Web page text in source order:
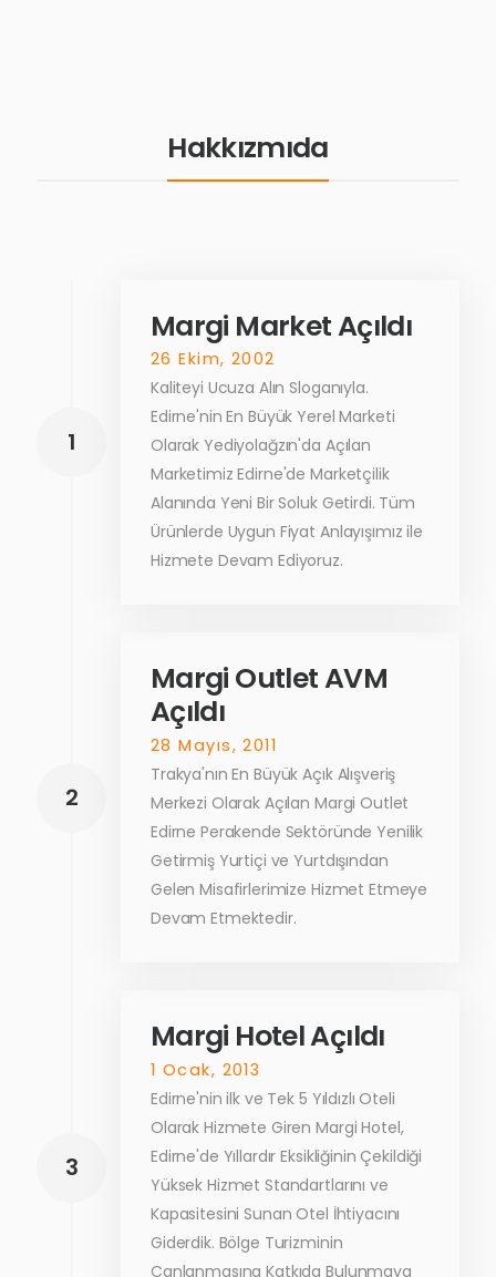
Hakkızmıda
Margi Market Açıldı
26 Ekim, 2002
Kaliteyi Ucuza Alın Sloganıyla.
Edirne'nin En Büyük Yerel Marketi
Olarak Yediyolağzın'da Açılan
Marketimiz Edirne'de Marketçilik
Alanında Yeni Bir Soluk Getirdi. Tüm
Ürünlerde Uygun Fiyat Anlayışımız ile
Hizmete Devam Ediyoruz.
1
Margi Outlet AVM
Açıldı
28 Mayıs, 2011
Trakya'nın En Büyük Açık Alışveriş
Merkezi Olarak Açılan Margi Outlet
Edirne Perakende Sektöründe Yenilik
Getirmiş Yurtiçi ve Yurtdışından
Gelen Misafirlerimize Hizmet Etmeye
Devam Etmektedir.
2
Margi Hotel Açıldı
1 Ocak, 2013
Edirne'nin ilk ve Tek 5 Yıldızlı Oteli
Olarak Hizmete Giren Margi Hotel,
Edirne'de Yıllardır Eksikliğinin Çekildiği
Yüksek Hizmet Standartlarını ve
Kapasitesini Sunan Otel İhtiyacını
Giderdik. Bölge Turizminin
Canlanmasına Katkıda Bulunmaya
3